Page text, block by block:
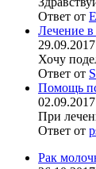
Ответ от
Лечение в
29.09.2017
Хочу
Ответ от
Помощь
02.09.2017
При
Ответ от
Рак